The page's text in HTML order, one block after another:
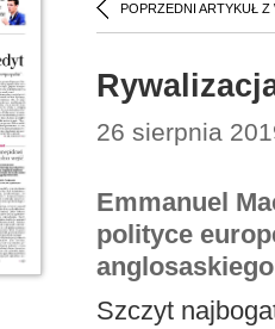
POPRZEDNI ARTYKUŁ Z
26 sierpnia
Emmanuel
polityce
Szczyt